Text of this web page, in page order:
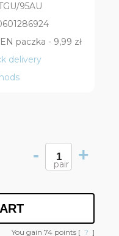
95AU
paczka - 9,99 zł
delivery
- +
pair
You gain 74 points [ ? ]